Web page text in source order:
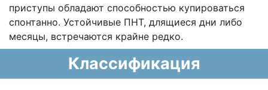
приступы обладают способностью купироваться
спонтанно. Устойчивые ПНТ, длящиеся дни либо
месяцы, встречаются крайне редко.
Классификация